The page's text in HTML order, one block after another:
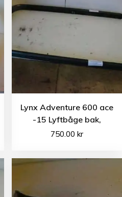
Lynx Adventure 600 ace
-15 Lyftbåge bak,
750.00 kr